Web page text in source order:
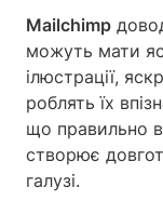
Mailchimp
можуть мати
ілюстрації,
роблять їх
що правильно
створює
галузі.